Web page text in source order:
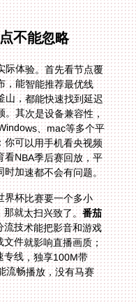
不能忽略
际体验。首先看节点覆
，能智能推荐最优线
是韩国釜山，都能快速找到延迟
。其次是设备兼容性，
、mac等多个平
用：你可以用手机看央视频
体育看NBA季后赛回放，平
时加速都不会有问题。
界杯比赛要一个多小
那就太扫兴致了。番茄
技术能把影音和游戏
载文件就影响直播画质；
加速专线，独享100M带
也能流畅播放，没有马赛